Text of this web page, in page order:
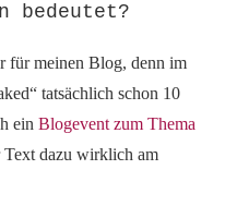
bedeutet?
für meinen Blog, denn im
tatsächlich schon 10
ein Blogevent zum Thema
Text dazu wirklich am